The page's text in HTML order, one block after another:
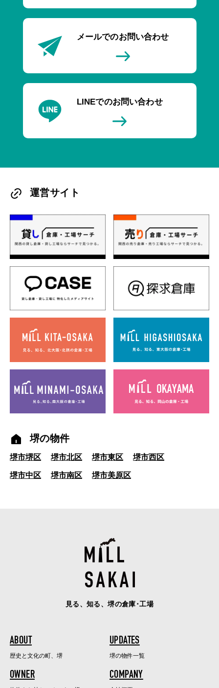
メールでのお問い合わせ
LINEでのお問い合わせ
運営サイト
堺の物件
堺市堺区 堺市北区 堺市東区 堺市西区
堺市中区 堺市南区 堺市美原区
見る、知る、堺の倉庫･工場
ABOUT
歴史と文化の町、堺
UPDATES
堺の物件一覧
OWNER COMPANY